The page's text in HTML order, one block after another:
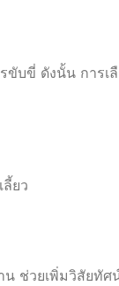
บขี่ ดังนั้น การเ
ยว
ช่วยเพิ่มวิสัยทัศ